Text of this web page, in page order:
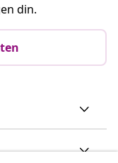
din.